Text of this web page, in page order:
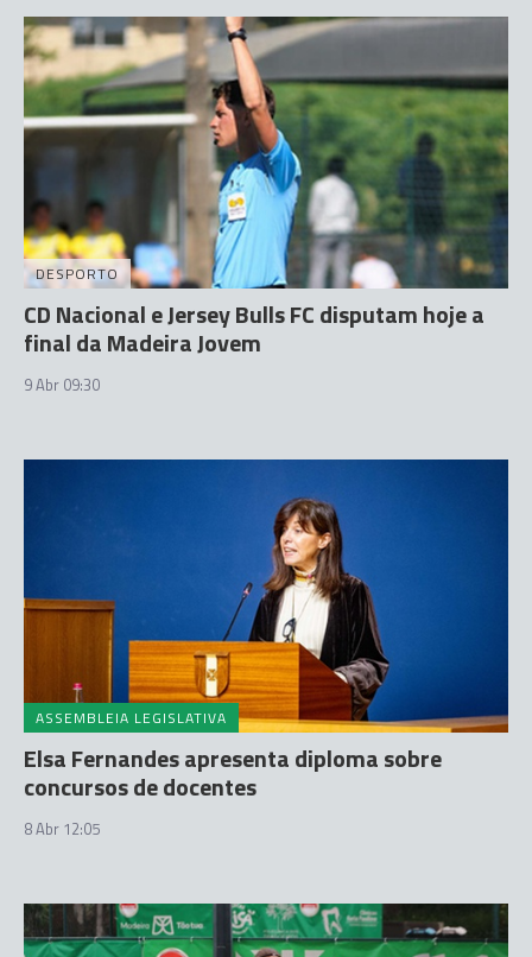
DESPORTO
CD Nacional e Jersey Bulls FC disputam hoje a
final da Madeira Jovem
9 Abr 09:30
ASSEMBLEIA LEGISLATIVA
Elsa Fernandes apresenta diploma sobre
concursos de docentes
8 Abr 12:05